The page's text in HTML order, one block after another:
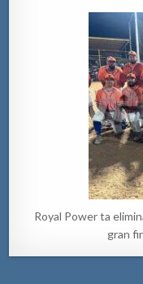
Royal Power ta
gran